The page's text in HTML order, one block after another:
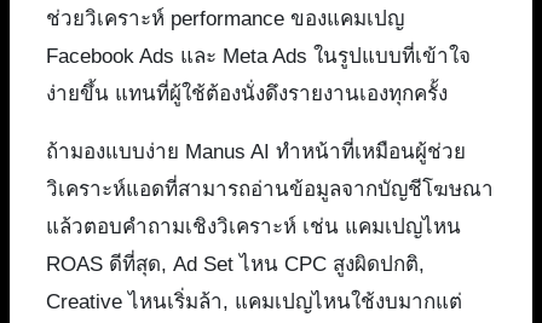
ช่วยวิเคราะห์ performance ของแคมเปญ
Facebook Ads และ Meta Ads ในรูปแบบที่เข้าใจ
ง่ายขึ้น แทนที่ผู้ใช้ต้องนั่งดึงรายงานเองทุกครั้ง
ถ้ามองแบบง่าย Manus AI ทำหน้าที่เหมือนผู้ช่วย
วิเคราะห์แอดที่สามารถอ่านข้อมูลจากบัญชีโฆษณา
แล้วตอบคำถามเชิงวิเคราะห์ เช่น แคมเปญไหน
ROAS ดีที่สุด, Ad Set ไหน CPC สูงผิดปกติ,
Creative ไหนเริ่มล้า, แคมเปญไหนใช้งบมากแต่